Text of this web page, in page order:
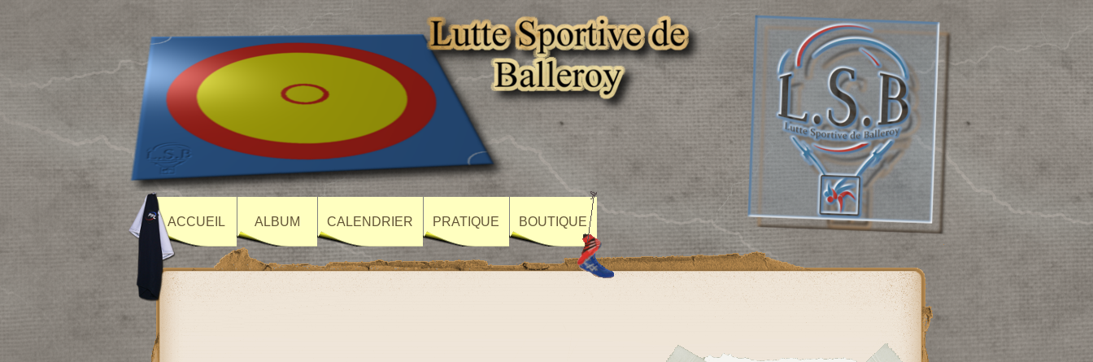
ACCUEIL ALBUM CALENDRIER PRATIQUE BOUTIQUE